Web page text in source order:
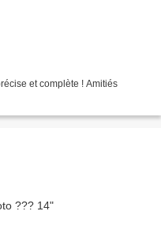
et complète ! Amitiés